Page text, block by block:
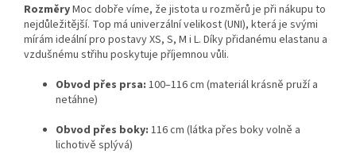
RozměryMoc dobře víme, že jistota u rozměrů je při nákupu to
nejdůležitější. Top má univerzální velikost (UNI), která je svými
mírám ideální pro postavy XS, S, M i L. Díky přidanému elastanu a
vzdušnému střihu poskytuje příjemnou vůli.
Obvod přes prsa: 100–116 cm (materiál krásně pruží a
netáhne)
Obvod přes boky: 116 cm (látka přes boky volně a
lichotivě splývá)